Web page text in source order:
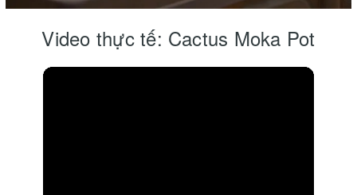
Video thực tế: Cactus Moka Pot